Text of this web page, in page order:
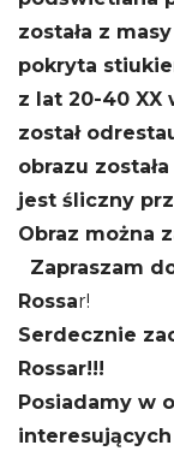
została z
pokryta
z lat 20-40
został
obrazu
jest śliczny
Obraz można
Zapraszam
Rossar!
Serdecznie
Rossar!!!
Posiadamy w